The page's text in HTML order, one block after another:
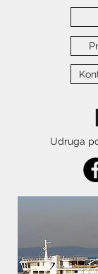
Udruga